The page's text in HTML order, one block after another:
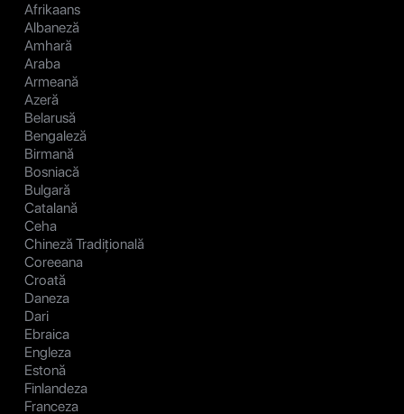
Afrikaans
Albaneză
Amhară
Araba
Armeană
Azeră
Belarusă
Bengaleză
Birmană
Bosniacă
Bulgară
Catalană
Ceha
Chineză Tradițională
Coreeana
Croată
Daneza
Dari
Ebraica
Engleza
Estonă
Finlandeza
Franceza